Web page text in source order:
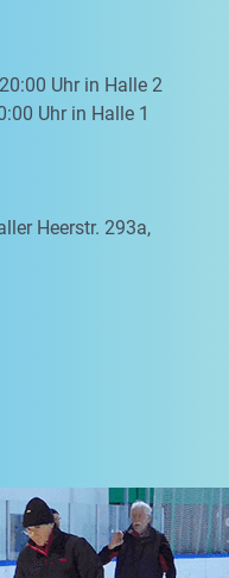
Uhr in Halle 2
Uhr in Halle 1
Heerstr. 293a,